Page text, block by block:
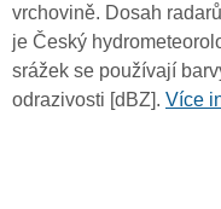
vrchovině. Dosah
je Český
srážek se používají
odrazivosti [dBZ]. Více